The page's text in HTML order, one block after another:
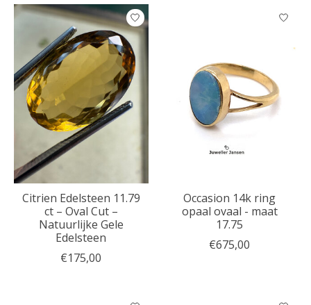
Citrien Edelsteen 11.79
ct – Oval Cut –
Natuurlijke Gele
Edelsteen
€175,00
Occasion 14k ring
opaal ovaal - maat
17.75
€675,00